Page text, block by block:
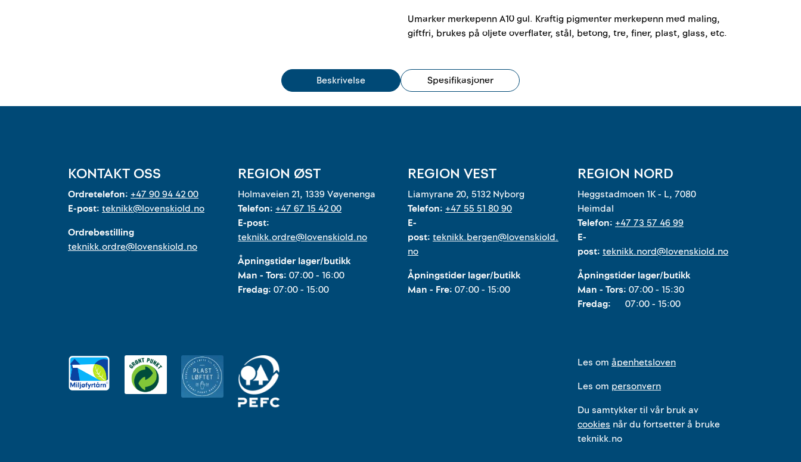
Umarker merkepenn A10 gul. Kraftig pigmenter merkepenn med maling,
giftfri, brukes på oljete overflater, stål, betong, tre, finer, plast, glass, etc.
Beskrivelse Spesifikasjoner
KONTAKT OSS
Ordretelefon: +47 90 94 42 00
E-post: teknikk@lovenskiold.no
Ordrebestilling
teknikk.ordre@lovenskiold.no
REGION ØST
Holmaveien 21, 1339 Vøyenenga
Telefon: +47 67 15 42 00
E-post:
teknikk.ordre@lovenskiold.no
Åpningstider lager/butikk
Man - Tors: 07:00 - 16:00
Fredag: 07:00 - 15:00
REGION VEST
Liamyrane 20, 5132 Nyborg
Telefon: +47 55 51 80 90
E-
post: teknikk.bergen@lovenskiold.
no
Åpningstider lager/butikk
Man - Fre: 07:00 - 15:00
REGION NORD
Heggstadmoen 1K - L, 7080
Heimdal
Telefon: +47 73 57 46 99
E-
post: teknikk.nord@lovenskiold.no
Åpningstider lager/butikk
Man - Tors: 07:00 - 15:30
Fredag: 07:00 - 15:00
Les om åpenhetsloven
Les om personvern
Du samtykker til vår bruk av
cookies når du fortsetter å bruke
teknikk.no